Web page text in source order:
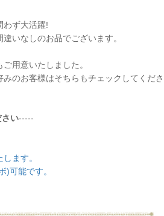
わず大活躍!
いなしのお品でございます。
用意いたしました。
のお客様はそちらもチェックしてくださ
さい-----
ます。
)可能です。